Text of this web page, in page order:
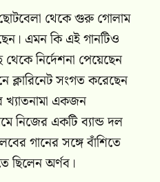
থেকে গুরু গোলাম
এমন কি এই গানটিও
নির্দেশনা পেয়েছেন
ক্লারিনেট সংগত করেছেন
খ্যাতনামা একজন
নিজের একটি ব্যান্ড দল
গানের সঙ্গে বাঁশিতে
ছিলেন অর্ণব।